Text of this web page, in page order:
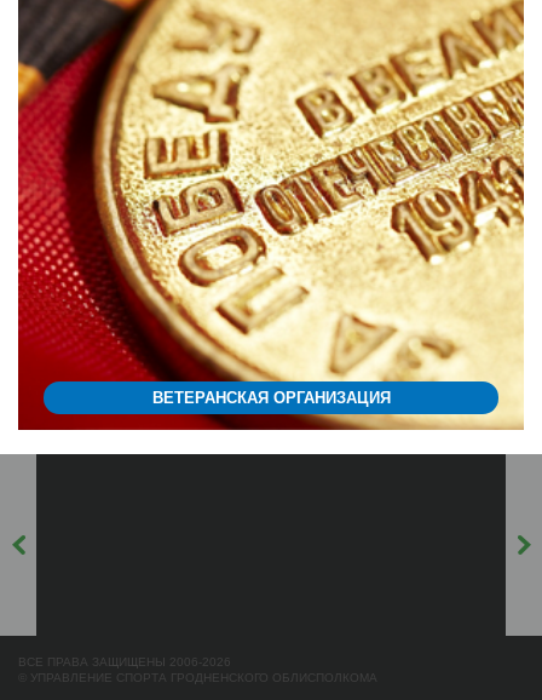
ВЕТЕРАНСКАЯ ОРГАНИЗАЦИЯ
ВСЕ ПРАВА ЗАЩИЩЕНЫ 2006-2026
© УПРАВЛЕНИЕ СПОРТА ГРОДНЕНСКОГО ОБЛИСПОЛКОМА